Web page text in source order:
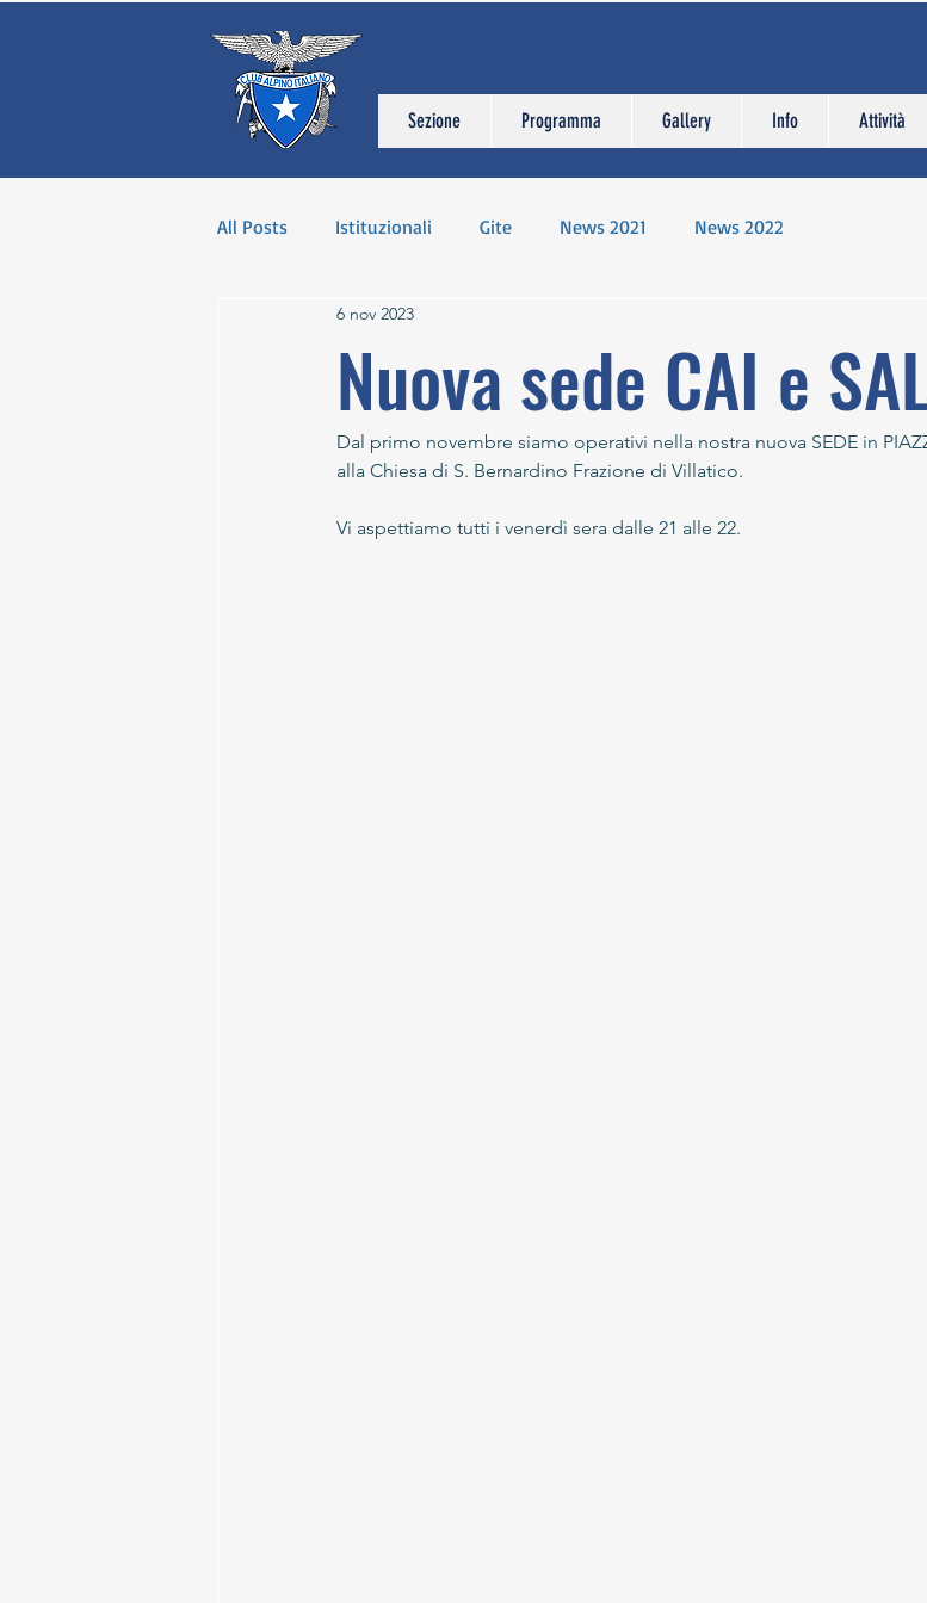
Sezione Programma Gallery Info Attività
All Posts Istituzionali Gite News 2021 News 2022
Nuova sede CAI e
6 nov 2023
Dal primo novembre siamo operativi nella nostra nuova SEDE in
alla Chiesa di S. Bernardino Frazione di Villatico.
Vi aspettiamo tutti i venerdì sera dalle 21 alle 22.